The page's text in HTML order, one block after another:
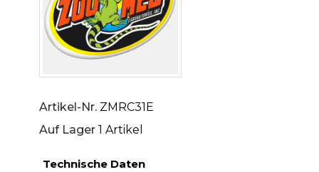
Artikel-Nr. ZMRC31E
Auf Lager 1 Artikel
Technische Daten